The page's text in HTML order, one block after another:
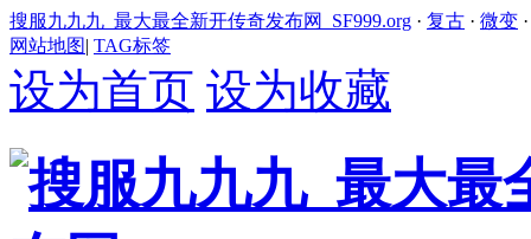
搜服九九九_最大最全新开传奇发布网_SF999.org · 复古 · 微变
网站地图| TAG标签
设为首页 设为收藏